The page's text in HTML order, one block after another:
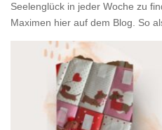
Seelenglück in jeder Woche zu
Maximen hier auf dem Blog. So